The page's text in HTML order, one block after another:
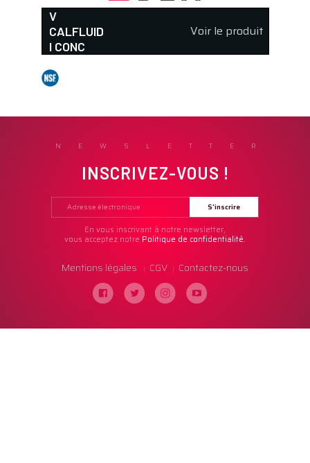
V
CALFLUID
I CONC
Voir le produit
NEWSLETTER
INSCRIVEZ-VOUS !
En vous inscrivant à notre newsletter,
vous acceptez notre Politique de confidentialité.
Mentions légales | CGV | Contactez-nous